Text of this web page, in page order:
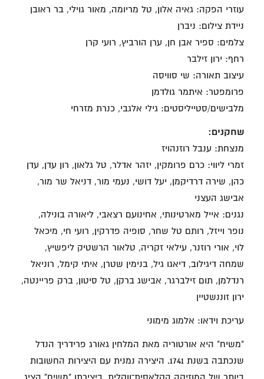
עוזרי הפקה: גאיה אלון, טל מריומה, מאור גוילי, בר ראובן
ניידת צילום: ניברן
צלמים: ספיר אבן חן, ערן הורביץ, רועי קרן
רחף: ירון זילבר
עיצוב תאורה: שי סוויסה
פרומפטר: איתמר גולדמן
מלבישים/סטייליסטים: גילי אלגבי, כנרת מזרחי
שחקנים:
מנצחת: ענבל רוזנהויז
זמרי ליווי: כרם פרומקין, יזהר אדלר, טל גלאון, רון עדן, עדן
כהן, שירה דרדיקמן, יעל דושי, נעמי מור, דניאל שר מור,
אבישג העצני
נגנים: אייל מארטינותי, אחינועם רצאבי, ליאורה בונילה,
נופר וייזל, רותם טל שחר, סופיה פדרקין, רועי חי, מיכאל
לוי, אורי רוזנר, עילאי זקריה, טלאור הרשטיק ליפשיץ,
שמחה דיגילוב, דיאגו גיל, בנימין שטרן, איתי קימל, רוניאל
רנדלמן, תום זילברגר, אבישג ברקן, טל סיטון, ברק פריינטה,
ירון זוננשטיין
עריכת וידאו: אלמוג מימוני
"משיח" היא אורטוריה מאת המלחין גאורג פרידריך הנדל
שנכתבה בשנת 1741. היצירה נמנית עם היצירות החשובות